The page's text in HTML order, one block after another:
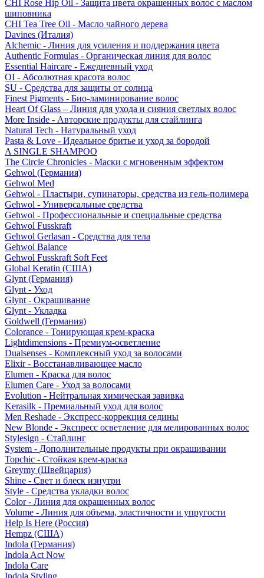
CHI Rose Hip Oil - Защита цвета окрашенных волос с маслом
шиповника
CHI Tea Tree Oil - Масло чайного дерева
Davines (Италия)
Alchemic - Линия для усиления и поддержания цвета
Authentic Formulas - Органическая линия для волос
Essential Haircare - Eжедневный уход
OI - Абсолютная красота волос
SU - Средства для защиты от солнца
Finest Pigments - Био-ламинирование волос
Heart Of Glass – Линия для ухода и сияния светлых волос
More Inside - Авторские продукты для стайлинга
Natural Tech - Натуральный уход
Pasta & Love - Идеальное бритье и уход за бородой
A SINGLE SHAMPOO
The Circle Chronicles - Маски с мгновенным эффектом
Gehwol (Германия)
Gehwol Med
Gehwol - Пластыри, супинаторы, средства из гель-полимера
Gehwol - Универсальные средства
Gehwol - Профессиональные и специальные средства
Gehwol Fusskraft
Gehwol Gerlasan - Средства для тела
Gehwol Balance
Gehwol Fusskraft Soft Feet
Global Keratin (США)
Glynt (Германия)
Glynt - Уход
Glynt - Окрашивание
Glynt - Укладка
Goldwell (Германия)
Colorance - Тонирующая крем-краска
Lightdimensions - Премиум-осветление
Dualsenses - Комплексный уход за волосами
Elixir - Восстанавливающее масло
Elumen - Краска для волос
Elumen Care - Уход за волосами
Evolution - Нейтральная химическая завивка
Kerasilk - Премиальный уход для волос
Men Reshade - Экспресс-коррекция седины
New Blonde - Экспресс осветление для мелированных волос
Stylesign - Стайлинг
System - Дополнительные продукты при окрашивании
Topchic - Стойкая крем-краска
Greymy (Швейцария)
Shine - Свет и блеск изнутри
Style - Средства укладки волос
Color - Линия для окрашенных волос
Volume - Линия для объема, эластичности и упругости
Help Is Here (Россия)
Hempz (США)
Indola (Германия)
Indola Act Now
Indola Care
Indola Styling